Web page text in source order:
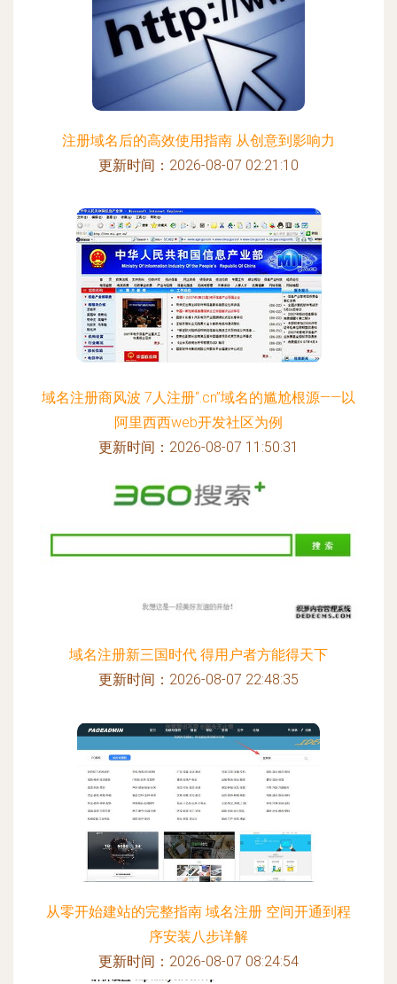
注册域名后的高效使用指南 从创意到影响力
更新时间：2026-08-07 02:21:10
域名注册商风波 7人注册“.cn”域名的尴尬根源——以
阿里西西web开发社区为例
更新时间：2026-08-07 11:50:31
域名注册新三国时代 得用户者方能得天下
更新时间：2026-08-07 22:48:35
从零开始建站的完整指南 域名注册 空间开通到程
序安装八步详解
更新时间：2026-08-07 08:24:54